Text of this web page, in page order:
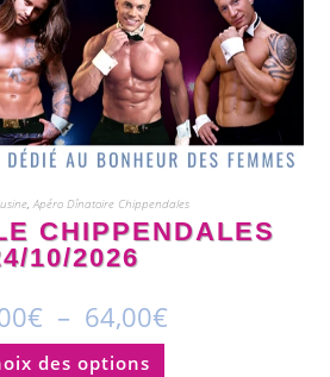
,Apéro Dînatoire Chippendales
CHIPPENDALES
10/2026
€ – 64,00€
des options